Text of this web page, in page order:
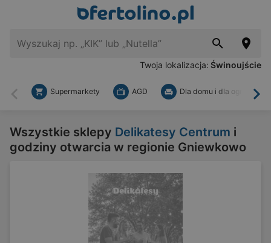
Twoja lokalizacja: Świnoujście
Wstecz
Supermarkety AGD Dla domu i dla ogrodu
Wszystkie sklepy Delikatesy Centrum i
godziny otwarcia w regionie Gniewkowo